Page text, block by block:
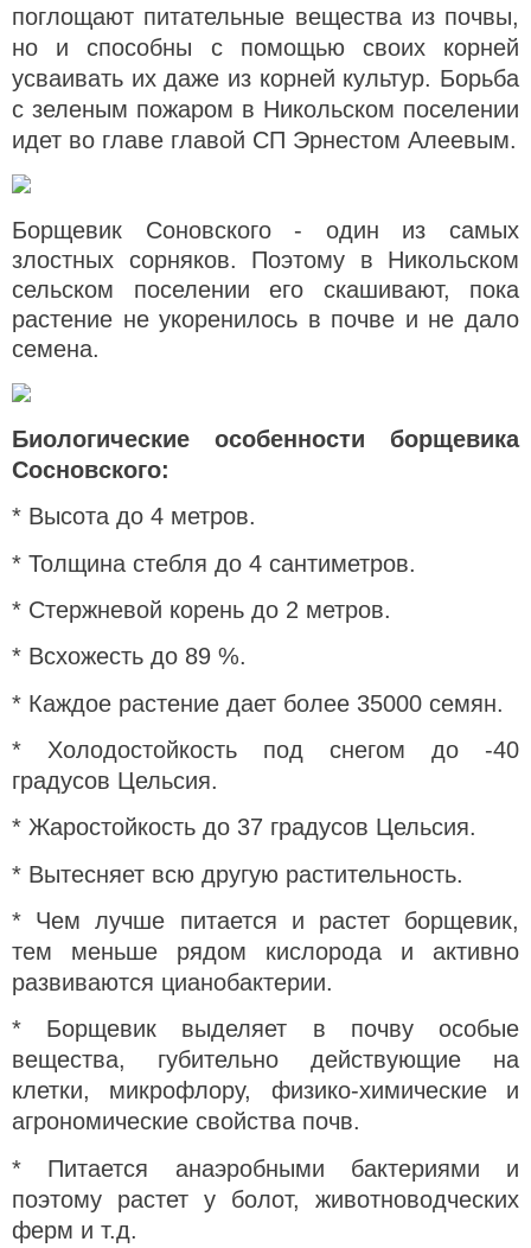
поглощают питательные вещества из почвы,
но и способны с помощью своих корней
усваивать их даже из корней культур. Борьба
с зеленым пожаром в Никольском поселении
идет во главе главой СП Эрнестом Алеевым.
Борщевик Соновского - один из самых
злостных сорняков. Поэтому в Никольском
сельском поселении его скашивают, пока
растение не укоренилось в почве и не дало
семена.
Биологические особенности борщевика
Сосновского:
* Высота до 4 метров.
* Толщина стебля до 4 сантиметров.
* Стержневой корень до 2 метров.
* Всхожесть до 89 %.
* Каждое растение дает более 35000 семян.
* Холодостойкость под снегом до -40
градусов Цельсия.
* Жаростойкость до 37 градусов Цельсия.
* Вытесняет всю другую растительность.
* Чем лучше питается и растет борщевик,
тем меньше рядом кислорода и активно
развиваются цианобактерии.
* Борщевик выделяет в почву особые
вещества, губительно действующие на
клетки, микрофлору, физико-химические и
агрономические свойства почв.
* Питается анаэробными бактериями и
поэтому растет у болот, животноводческих
ферм и т.д.